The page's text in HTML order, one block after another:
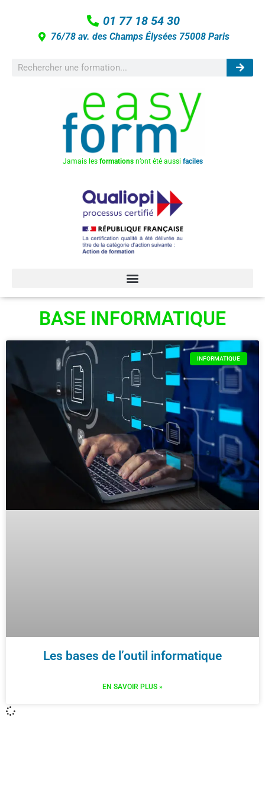
01 77 18 54 30
76/78 av. des Champs Élysées 75008 Paris
Jamais les formations n’ont été aussi faciles
BASE INFORMATIQUE
INFORMATIQUE
Les bases de l’outil informatique
EN SAVOIR PLUS »